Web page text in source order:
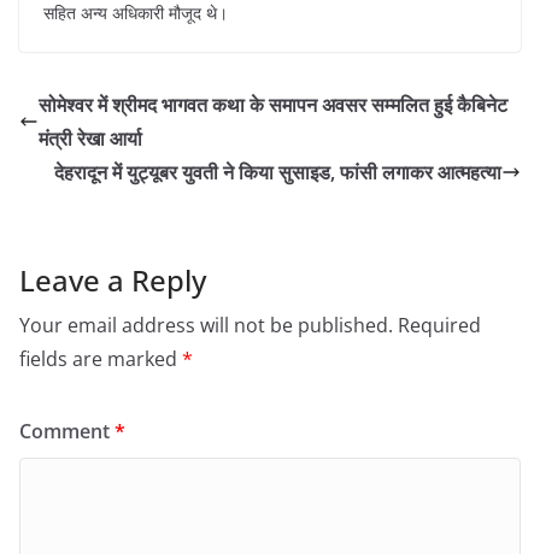
सहित अन्य अधिकारी मौजूद थे।
सोमेश्वर में श्रीमद भागवत कथा के समापन अवसर सम्मलित हुई कैबिनेट
मंत्री रेखा आर्या
देहरादून में युट्यूबर युवती ने किया सुसाइड, फांसी लगाकर आत्महत्या
Leave a Reply
Your email address will not be published. Required
fields are marked *
Comment*